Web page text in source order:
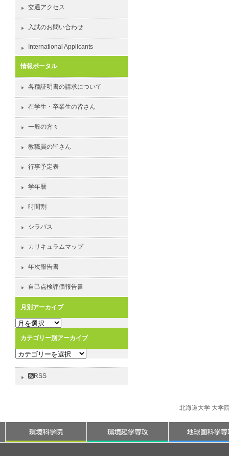
交通アクセス
入試のお問い合わせ
International Applicants
情報ポータル
各種証明書の請求について
在学生・卒業生の皆さん
一般の方々
教職員の皆さん
行事予定表
学年暦
時間割
シラバス
カリキュラムマップ
年次報告書
自己点検評価報告書
月別アーカイブ
月
ー
カ
イ
カテゴリー別アーカイブ
カ
ゴ
カ
RSS
北海道大学 大学